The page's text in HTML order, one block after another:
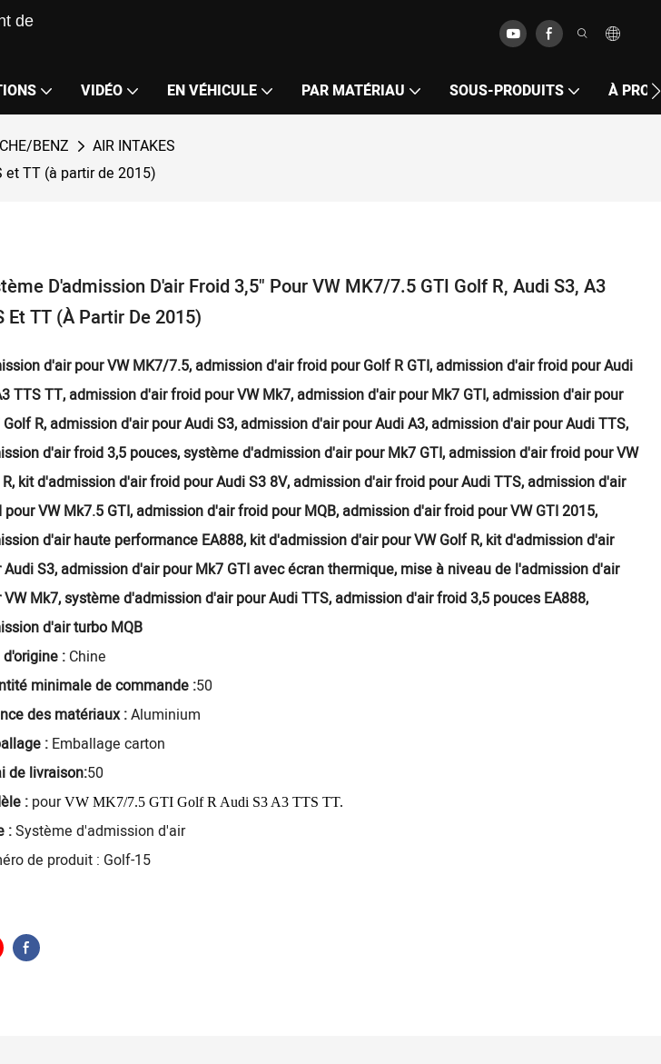
de
VIDÉO EN VÉHICULE PAR MATÉRIAU SOUS-PRODUITS À
BENZ
AIR INTAKES
et TT (à partir de 2015)
D'admission D'air Froid 3,5" Pour VW MK7/7.5 GTI Golf R, Audi S3, A3
Et TT (à Partir De 2015)
d'air pour VW MK7/7.5, admission d'air froid pour Golf R GTI, admission d'air froid pour Audi
TTS TT, admission d'air froid pour VW Mk7, admission d'air pour Mk7 GTI, admission d'air pour
R, admission d'air pour Audi S3, admission d'air pour Audi A3, admission d'air pour Audi TTS,
d'air froid 3,5 pouces, système d'admission d'air pour Mk7 GTI, admission d'air froid pour VW
kit d'admission d'air froid pour Audi S3 8V, admission d'air froid pour Audi TTS, admission d'air
VW Mk7.5 GTI, admission d'air froid pour MQB, admission d'air froid pour VW GTI 2015,
d'air haute performance EA888, kit d'admission d'air pour VW Golf R, kit d'admission d'air
Audi S3, admission d'air pour Mk7 GTI avec écran thermique, mise à niveau de l'admission d'air
VW Mk7, système d'admission d'air pour Audi TTS, admission d'air froid 3,5 pouces EA888,
d'air turbo MQB
: Chine
minimale de commande :50
des matériaux :Aluminium
: Emballage carton
de livraison:50
: pourVW MK7/7.5 GTI Golf R Audi S3 A3 TTS TT.
:Système d'admission d'air
de produit : Golf-15